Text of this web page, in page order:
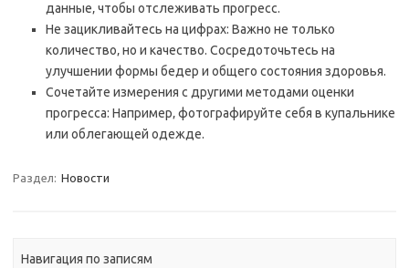
данные‚ чтобы отслеживать прогресс.
Не зацикливайтесь на цифрах: Важно не только
количество‚ но и качество. Сосредоточьтесь на
улучшении формы бедер и общего состояния здоровья.
Сочетайте измерения с другими методами оценки
прогресса: Например‚ фотографируйте себя в купальнике
или облегающей одежде.
Раздел: Новости
Навигация по записям